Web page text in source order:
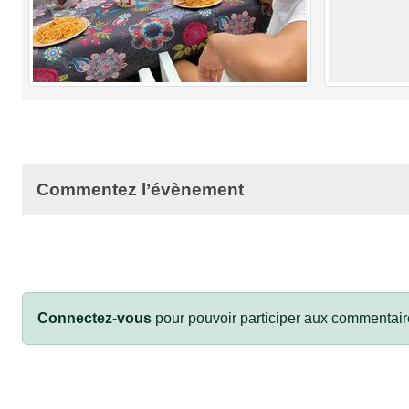
Commentez l’évènement
Connectez-vous pour pouvoir participer aux